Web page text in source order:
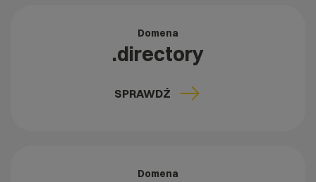
Domena
.directory
SPRAWDŹ
Domena